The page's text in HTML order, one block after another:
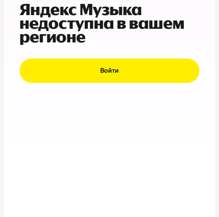
Яндекс Музыка
недоступна в вашем
регионе
Войти